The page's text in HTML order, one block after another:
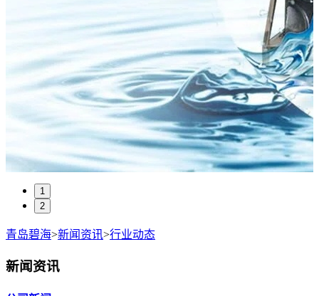
1
2
青岛碧海>新闻资讯>行业动态
新闻资讯